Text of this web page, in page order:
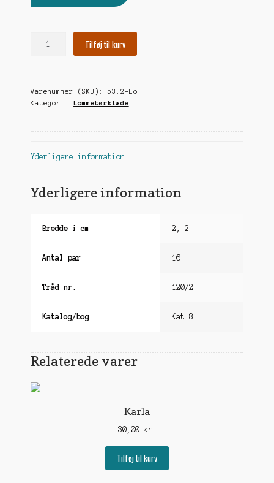
Tilføj til kurv
Varenummer (SKU): 53.2-Lo
Kategori:
Lommetørklæde
Yderligere information
Yderligere information
Bredde i cm 2, 2
Antal par 16
Tråd nr. 120/2
Katalog/bog Kat 8
Relaterede varer
Karla
30,00 kr.
Tilføj til kurv